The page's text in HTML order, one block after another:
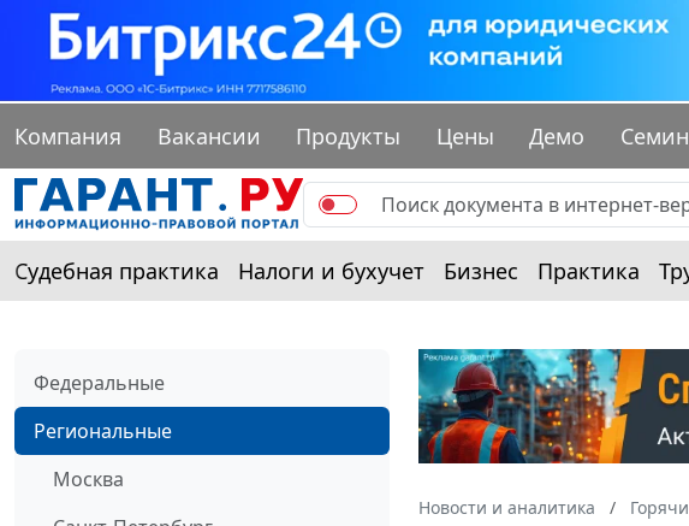
Компания Вакансии Продукты Цены Демо
Судебная практика Налоги и бухучет Бизнес Практика
Федеральные
Региональные
Москва
Новости и аналитика